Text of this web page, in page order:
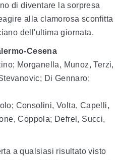
di diventare la sorpresa
alla clamorosa sconfitta
dell'ultima giornata.
Cesena
Morganella, Munoz, Terzi,
Di Gennaro;
Consolini, Volta, Capelli,
Coppola; Defrel, Succi,
a qualsiasi risultato visto